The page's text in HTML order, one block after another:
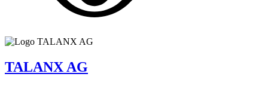
TALANX AG